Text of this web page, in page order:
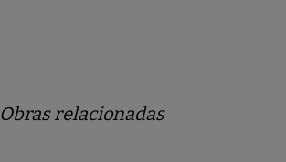
Obras relacionadas